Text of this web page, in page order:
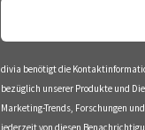
divia benötigt die
bezüglich unserer Produkte und
Marketing-Trends, Forschungen
jederzeit von diesen